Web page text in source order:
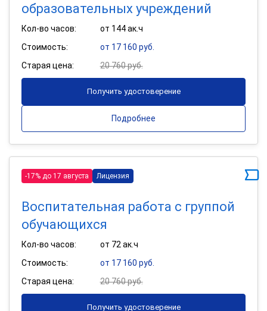
образовательных учреждений
Кол-во часов:
от 144 ак.ч
Стоимость:
от 17 160 руб.
Старая цена:
20 760 руб.
Получить удостоверение
Подробнее
-17% до 17 августа Лицензия
Воспитательная работа с группой
обучающихся
Кол-во часов:
от 72 ак.ч
Стоимость:
от 17 160 руб.
Старая цена:
20 760 руб.
Получить удостоверение